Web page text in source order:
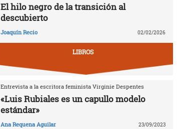
El hilo negro de la transición al
descubierto
Joaquín Recio 02/02/2026
LIBROS
Entrevista a la escritora feminista Virginie Despentes
«Luis Rubiales es un capullo modelo
estándar»
Ana Requena Aguilar 23/09/2023